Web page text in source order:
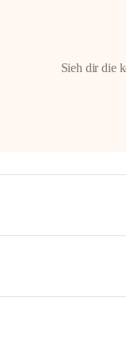
Sieh dir die